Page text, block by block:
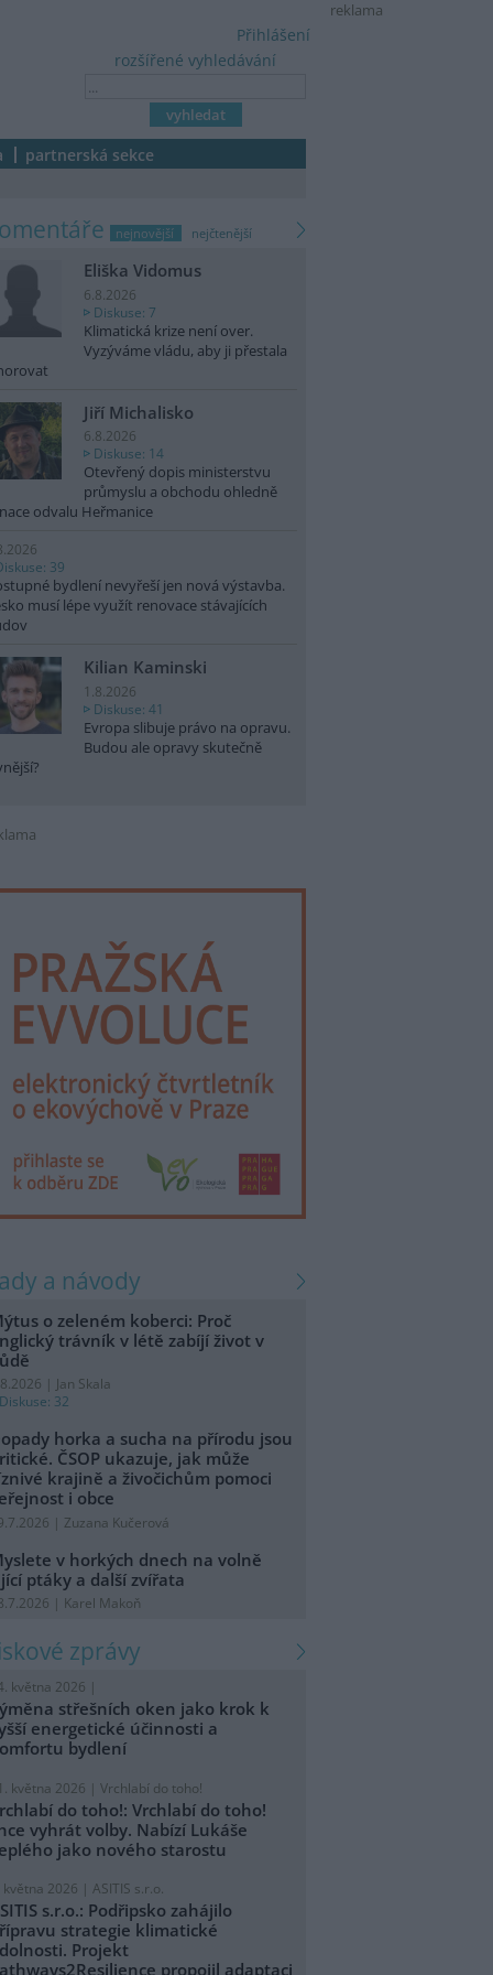
reklama
rozšířené vyhledávání
Přihlášení
partnerská sekce
nejnovější nejčtenější
Eliška Vidomus
6.8.2026
Diskuse: 7
Klimatická krize není over.
Vyzýváme vládu, aby ji přestala
Jiří Michalisko
6.8.2026
Diskuse: 14
Otevřený dopis ministerstvu
průmyslu a obchodu ohledně
odvalu Heřmanice
39
bydlení nevyřeší jen nová výstavba.
musí lépe využít renovace stávajících
Kilian Kaminski
1.8.2026
Diskuse: 41
Evropa slibuje právo na opravu.
Budou ale opravy skutečně
a návody
o zeleném koberci: Proč
trávník v létě zabíjí život v
| Jan Skala
Diskuse: 32
horka a sucha na přírodu jsou
ČSOP ukazuje, jak může
krajině a živočichům pomoci
i obce
| Zuzana Kučerová
v horkých dnech na volně
ptáky a další zvířata
| Karel Makoň
zprávy
května 2026 |
střešních oken jako krok k
energetické účinnosti a
bydlení
května 2026 | Vrchlabí do toho!
do toho!: Vrchlabí do toho!
vyhrát volby. Nabízí Lukáše
jako nového starostu
května 2026 | ASITIS s.r.o.
s.r.o.: Podřipsko zahájilo
strategie klimatické
Projekt
propojil adaptaci